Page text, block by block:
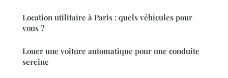
Location utilitaire à Paris : quels véhicules pour
vous ?
Louer une voiture automatique pour une conduite
sereine